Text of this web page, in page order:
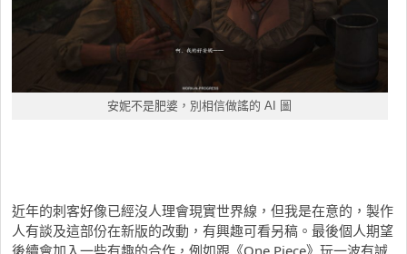
安妮不是肥婆，別相信做謠的 AI 圖
近年的刺客好像已經沒人理會現實世界線，但我是在意的，製作
人有談及這部份在新版的改動，有興趣可看另稿。最後個人期望
後續會加入一些有趣的合作，例如跟《One Piece》玩一波有誠